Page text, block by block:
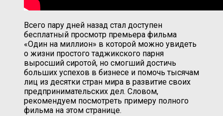
Всего пару дней назад стал доступен
бесплатный просмотр премьера фильма
«Один на миллион» в которой можно увидеть
о жизни простого таджикского парня
выросший сиротой, но смогший достичь
больших успехов в бизнесе и помочь тысячам
лиц из десятки стран мира в развитие своих
предпринимательских дел. Словом,
рекомендуем посмотреть примеру полного
фильма на этом странице.